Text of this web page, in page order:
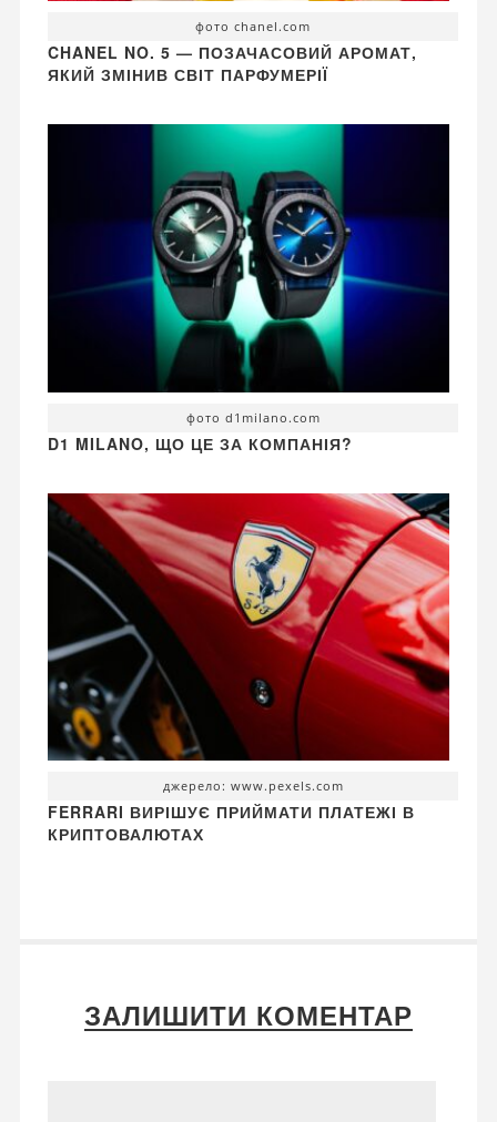
фото chanel.com
CHANEL NO. 5 — ПОЗАЧАСОВИЙ АРОМАТ,
ЯКИЙ ЗМІНИВ СВІТ ПАРФУМЕРІЇ
фото d1milano.com
D1 MILANO, ЩО ЦЕ ЗА КОМПАНІЯ?
джерело: www.pexels.com
FERRARI ВИРІШУЄ ПРИЙМАТИ ПЛАТЕЖІ В
КРИПТОВАЛЮТАХ
ЗАЛИШИТИ КОМЕНТАР